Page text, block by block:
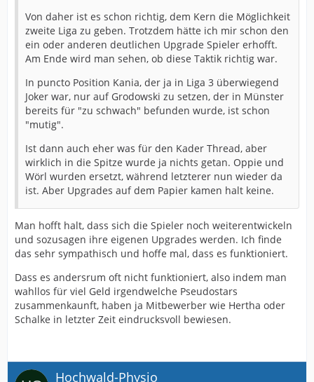
Von daher ist es schon richtig, dem Kern die Möglichkeit
zweite Liga zu geben. Trotzdem hätte ich mir schon den
ein oder anderen deutlichen Upgrade Spieler erhofft.
Am Ende wird man sehen, ob diese Taktik richtig war.
In puncto Position Kania, der ja in Liga 3 überwiegend
Joker war, nur auf Grodowski zu setzen, der in Münster
bereits für "zu schwach" befunden wurde, ist schon
"mutig".
Ist dann auch eher was für den Kader Thread, aber
wirklich in die Spitze wurde ja nichts getan. Oppie und
Wörl wurden ersetzt, während letzterer nun wieder da
ist. Aber Upgrades auf dem Papier kamen halt keine.
Man hofft halt, dass sich die Spieler noch weiterentwickeln
und sozusagen ihre eigenen Upgrades werden. Ich finde
das sehr sympathisch und hoffe mal, dass es funktioniert.
Dass es andersrum oft nicht funktioniert, also indem man
wahllos für viel Geld irgendwelche Pseudostars
zusammenkaunft, haben ja Mitbewerber wie Hertha oder
Schalke in letzter Zeit eindrucksvoll bewiesen.
Hochwald-Physio